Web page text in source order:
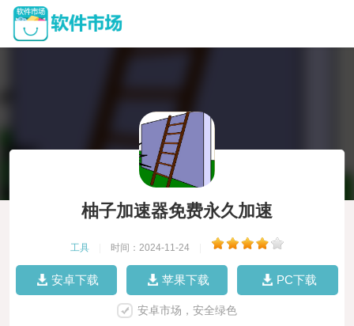
柚子加速器免费永久加速
工具 时间：2024-11-24
安卓下载 苹果下载 PC下载
安卓市场，安全绿色